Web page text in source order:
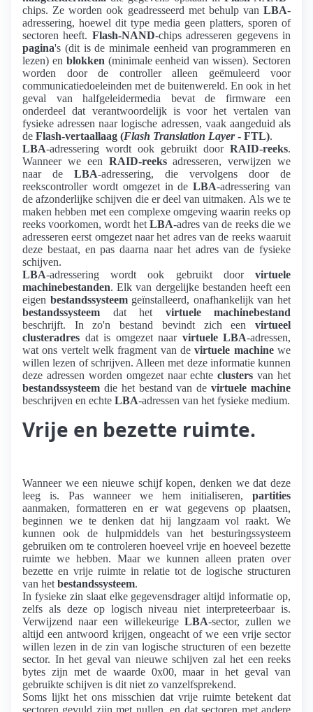
chips. Ze worden ook geadresseerd met behulp van LBA-
adressering, hoewel dit type media geen platters, sporen of
sectoren heeft. Flash-NAND-chips adresseren gegevens in
pagina's (dit is de minimale eenheid van programmeren en
lezen) en blokken (minimale eenheid van wissen). Sectoren
worden door de controller alleen geëmuleerd voor
communicatiedoeleinden met de buitenwereld. En ook in het
geval van halfgeleidermedia bevat de firmware een
onderdeel dat verantwoordelijk is voor het vertalen van
fysieke adressen naar logische adressen, vaak aangeduid als
de Flash-vertaallaag (Flash Translation Layer- FTL).
LBA-adressering wordt ook gebruikt door RAID-reeks.
Wanneer we een RAID-reeksadresseren, verwijzen we
naar de LBA-adressering, die vervolgens door de
reekscontroller wordt omgezet in deLBA-adressering van
de afzonderlijke schijven die er deel van uitmaken. Als we te
maken hebben met een complexe omgeving waarin reeks op
reeks voorkomen, wordt het LBA-adres van de reeks die we
adresseren eerst omgezet naar het adres van de reeks waaruit
deze bestaat, en pas daarna naar het adres van de fysieke
schijven.
LBA-adressering wordt ook gebruikt door virtuele
machinebestanden. Elk van dergelijke bestanden heeft een
eigen bestandssysteemgeïnstalleerd, onafhankelijk van het
bestandssysteem dat het virtuele machinebestand
beschrijft. In zo'n bestand bevindt zich een virtueel
clusteradres dat is omgezet naar virtuele LBA-adressen,
wat ons vertelt welk fragment van devirtuele machinewe
willen lezen of schrijven. Alleen met deze informatie kunnen
deze adressen worden omgezet naar echteclusters van het
bestandssysteem die het bestand van devirtuele machine
beschrijven en echte LBA-adressen van het fysieke medium.
Vrije en bezette ruimte.
Wanneer we een nieuwe schijf kopen, denken we dat deze
leeg is. Pas wanneer we hem initialiseren, partities
aanmaken, formatteren en er wat gegevens op plaatsen,
beginnen we te denken dat hij langzaam vol raakt. We
kunnen ook de hulpmiddels van het besturingssysteem
gebruiken om te controleren hoeveel vrije en hoeveel bezette
ruimte we hebben. Maar we kunnen alleen praten over
bezette en vrije ruimte in relatie tot de logische structuren
van het bestandssysteem.
In fysieke zin slaat elke gegevensdrager altijd informatie op,
zelfs als deze op logisch niveau niet interpreteerbaar is.
Verwijzend naar een willekeurige LBA-sector, zullen we
altijd een antwoord krijgen, ongeacht of we een vrije sector
willen lezen in de zin van logische structuren of een bezette
sector. In het geval van nieuwe schijven zal het een reeks
bytes zijn met de waarde 0x00, maar in het geval van
gebruikte schijven is dit niet zo vanzelfsprekend.
Soms lijkt het ons misschien dat vrije ruimte betekent dat
sectoren gevuld zijn met nullen, en dat sectoren met andere